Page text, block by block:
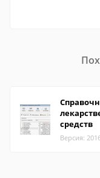
средств
Версия: